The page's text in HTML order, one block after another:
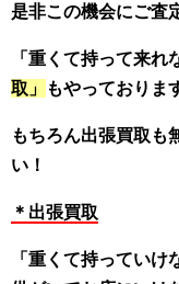
是非この機会にご査
「重くて持って来
取」
もやっておりま
もちろん出張買取も
い！
＊出張買取
「重くて持ってい